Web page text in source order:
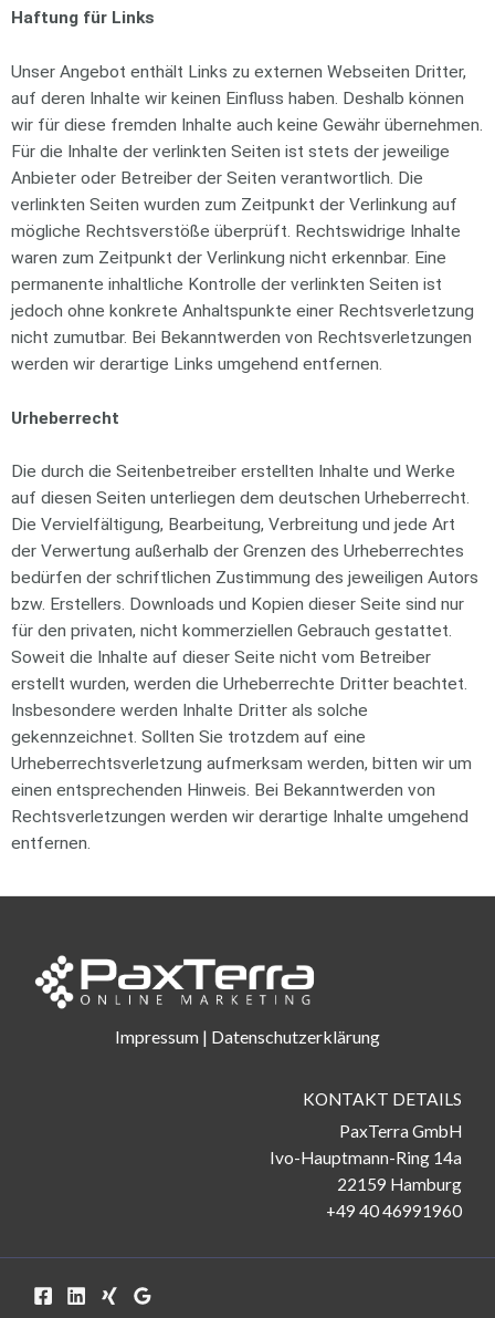
Haftung für Links
Unser Angebot enthält Links zu externen Webseiten Dritter,
auf deren Inhalte wir keinen Einfluss haben. Deshalb können
wir für diese fremden Inhalte auch keine Gewähr übernehmen.
Für die Inhalte der verlinkten Seiten ist stets der jeweilige
Anbieter oder Betreiber der Seiten verantwortlich. Die
verlinkten Seiten wurden zum Zeitpunkt der Verlinkung auf
mögliche Rechtsverstöße überprüft. Rechtswidrige Inhalte
waren zum Zeitpunkt der Verlinkung nicht erkennbar. Eine
permanente inhaltliche Kontrolle der verlinkten Seiten ist
jedoch ohne konkrete Anhaltspunkte einer Rechtsverletzung
nicht zumutbar. Bei Bekanntwerden von Rechtsverletzungen
werden wir derartige Links umgehend entfernen.
Urheberrecht
Die durch die Seitenbetreiber erstellten Inhalte und Werke
auf diesen Seiten unterliegen dem deutschen Urheberrecht.
Die Vervielfältigung, Bearbeitung, Verbreitung und jede Art
der Verwertung außerhalb der Grenzen des Urheberrechtes
bedürfen der schriftlichen Zustimmung des jeweiligen Autors
bzw. Erstellers. Downloads und Kopien dieser Seite sind nur
für den privaten, nicht kommerziellen Gebrauch gestattet.
Soweit die Inhalte auf dieser Seite nicht vom Betreiber
erstellt wurden, werden die Urheberrechte Dritter beachtet.
Insbesondere werden Inhalte Dritter als solche
gekennzeichnet. Sollten Sie trotzdem auf eine
Urheberrechtsverletzung aufmerksam werden, bitten wir um
einen entsprechenden Hinweis. Bei Bekanntwerden von
Rechtsverletzungen werden wir derartige Inhalte umgehend
entfernen.
Impressum | Datenschutzerklärung
KONTAKT DETAILS
PaxTerra GmbH
Ivo-Hauptmann-Ring 14a
22159 Hamburg
+49 40 46991960